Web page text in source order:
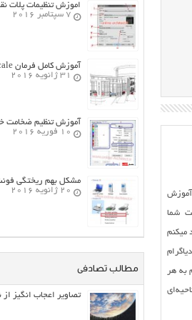
شما
میکنم
به هر
اموزش تنظیمات پلات
7 سپتامبر 2016
آموزش کامل فرمان Scale در اتوکد
31 ژانویه 2016
آموزش تنظیم ضخامت
10 فوریه 2016
مشکل بهم ریختگی
20 ژانویه 2016
مطالب تصادفی
تصاویر اعجاب انگیز